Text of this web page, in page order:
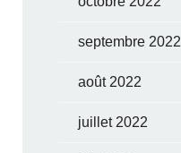
septembre 2022
août 2022
juillet 2022